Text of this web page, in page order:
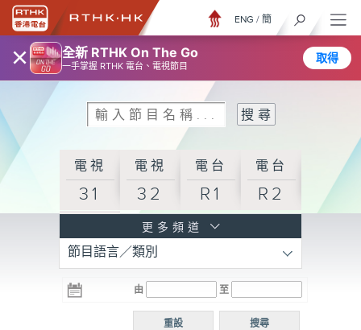
× 全新 RTHK On The Go
一手掌握 RTHK 電台、電視節目
取得
ENG / 簡
電視
31
電視
32
電台
R1
電台
R2
R3
電台 電台
R5
電台
普通
更多頻道
節目語言／類別
由 至
搜尋
重設